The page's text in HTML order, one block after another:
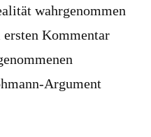
wahrgenommen
Kommentar
Argument